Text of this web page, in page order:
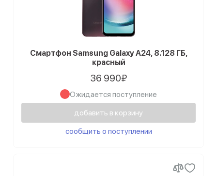
Смартфон Samsung Galaxy A24, 8.128 ГБ,
красный
36 990₽
Ожидается поступление
добавить в корзину
сообщить о поступлении